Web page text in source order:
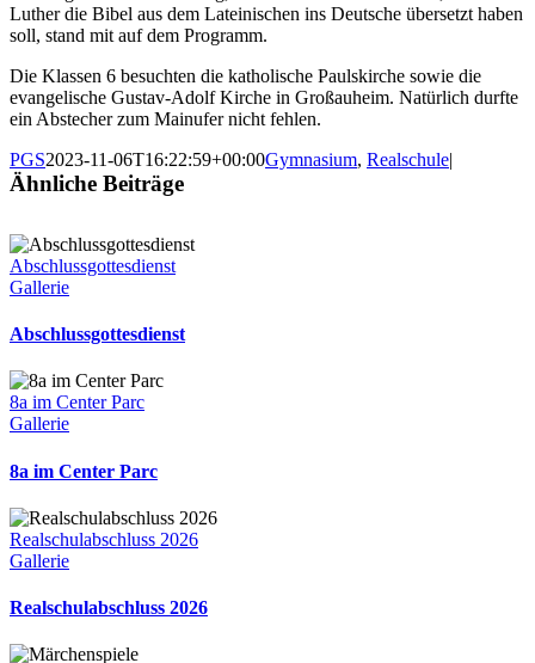
Luther die Bibel aus dem Lateinischen ins Deutsche übersetzt haben
soll, stand mit auf dem Programm.
Die Klassen 6 besuchten die katholische Paulskirche sowie die
evangelische Gustav-Adolf Kirche in Großauheim. Natürlich durfte
ein Abstecher zum Mainufer nicht fehlen.
PGS2023-11-06T16:22:59+00:00Gymnasium, Realschule|
Ähnliche Beiträge
Abschlussgottesdienst
Gallerie
Abschlussgottesdienst
8a im Center Parc
Gallerie
8a im Center Parc
Realschulabschluss 2026
Gallerie
Realschulabschluss 2026